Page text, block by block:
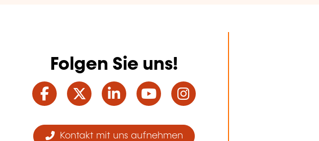
Folgen Sie uns!
Facebook
TwitterLinkedInYouTube
Kontakt mit uns aufnehmen